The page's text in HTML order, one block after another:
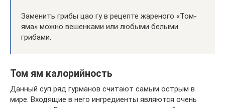
Заменить грибы цао гу в рецепте жареного «Том-
яма» можно вешенками или любыми белыми
грибами.
Том ям калорийность
Данный суп ряд гурманов считают самым острым в
мире. Входящие в него ингредиенты являются очень